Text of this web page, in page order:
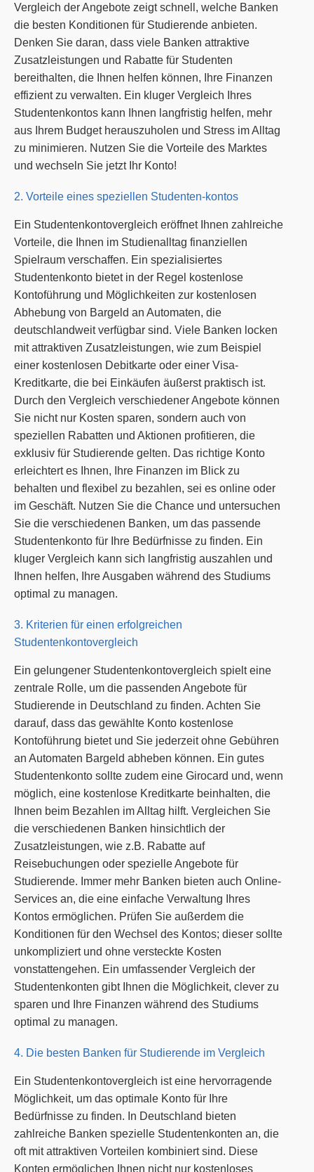
Vergleich der Angebote zeigt schnell, welche Banken
die besten Konditionen für Studierende anbieten.
Denken Sie daran, dass viele Banken attraktive
Zusatzleistungen und Rabatte für Studenten
bereithalten, die Ihnen helfen können, Ihre Finanzen
effizient zu verwalten. Ein kluger Vergleich Ihres
Studentenkontos kann Ihnen langfristig helfen, mehr
aus Ihrem Budget herauszuholen und Stress im Alltag
zu minimieren. Nutzen Sie die Vorteile des Marktes
und wechseln Sie jetzt Ihr Konto!
2. Vorteile eines speziellen Studenten-kontos
Ein Studentenkontovergleich eröffnet Ihnen zahlreiche
Vorteile, die Ihnen im Studienalltag finanziellen
Spielraum verschaffen. Ein spezialisiertes
Studentenkonto bietet in der Regel kostenlose
Kontoführung und Möglichkeiten zur kostenlosen
Abhebung von Bargeld an Automaten, die
deutschlandweit verfügbar sind. Viele Banken locken
mit attraktiven Zusatzleistungen, wie zum Beispiel
einer kostenlosen Debitkarte oder einer Visa-
Kreditkarte, die bei Einkäufen äußerst praktisch ist.
Durch den Vergleich verschiedener Angebote können
Sie nicht nur Kosten sparen, sondern auch von
speziellen Rabatten und Aktionen profitieren, die
exklusiv für Studierende gelten. Das richtige Konto
erleichtert es Ihnen, Ihre Finanzen im Blick zu
behalten und flexibel zu bezahlen, sei es online oder
im Geschäft. Nutzen Sie die Chance und untersuchen
Sie die verschiedenen Banken, um das passende
Studentenkonto für Ihre Bedürfnisse zu finden. Ein
kluger Vergleich kann sich langfristig auszahlen und
Ihnen helfen, Ihre Ausgaben während des Studiums
optimal zu managen.
3. Kriterien für einen erfolgreichen
Studentenkontovergleich
Ein gelungener Studentenkontovergleich spielt eine
zentrale Rolle, um die passenden Angebote für
Studierende in Deutschland zu finden. Achten Sie
darauf, dass das gewählte Konto kostenlose
Kontoführung bietet und Sie jederzeit ohne Gebühren
an Automaten Bargeld abheben können. Ein gutes
Studentenkonto sollte zudem eine Girocard und, wenn
möglich, eine kostenlose Kreditkarte beinhalten, die
Ihnen beim Bezahlen im Alltag hilft. Vergleichen Sie
die verschiedenen Banken hinsichtlich der
Zusatzleistungen, wie z.B. Rabatte auf
Reisebuchungen oder spezielle Angebote für
Studierende. Immer mehr Banken bieten auch Online-
Services an, die eine einfache Verwaltung Ihres
Kontos ermöglichen. Prüfen Sie außerdem die
Konditionen für den Wechsel des Kontos; dieser sollte
unkompliziert und ohne versteckte Kosten
vonstattengehen. Ein umfassender Vergleich der
Studentenkonten gibt Ihnen die Möglichkeit, clever zu
sparen und Ihre Finanzen während des Studiums
optimal zu managen.
4. Die besten Banken für Studierende im Vergleich
Ein Studentenkontovergleich ist eine hervorragende
Möglichkeit, um das optimale Konto für Ihre
Bedürfnisse zu finden. In Deutschland bieten
zahlreiche Banken spezielle Studentenkonten an, die
oft mit attraktiven Vorteilen kombiniert sind. Diese
Konten ermöglichen Ihnen nicht nur kostenloses